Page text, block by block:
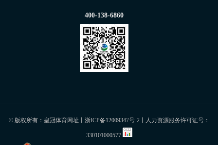
400-138-6860
© 版权所有：皇冠体育网址丨 浙ICP备12009347号-2丨人力资源服务许可证号：
330101000577